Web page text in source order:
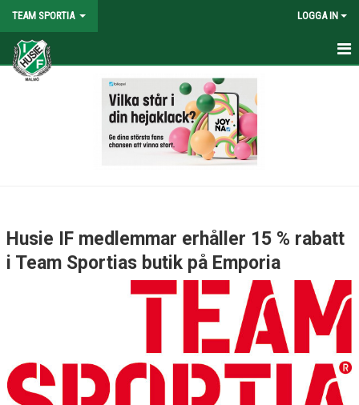
TEAM SPORTIA LOGGA IN
OM TEAM SPORTIA
Husie IF medlemmar erhåller 15 % rabatt
i Team Sportias butik på Emporia